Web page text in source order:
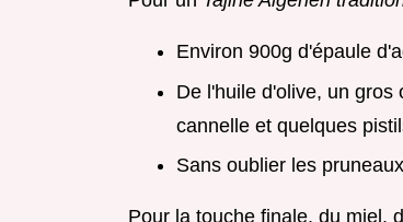
Environ 900g d'épaule
De l'huile d'olive, un
cannelle et quelques
Sans oublier les
Pour la touche finale, du miel,